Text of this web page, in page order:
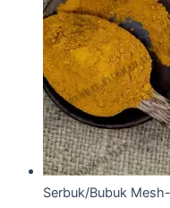
Serbuk/Bubuk